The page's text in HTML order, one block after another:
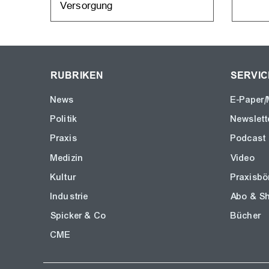
Versorgung
RUBRIKEN
News
Politik
Praxis
Medizin
Kultur
Industrie
Spicker & Co
CME
E-
Podcast
Video
Abo &
Bücher